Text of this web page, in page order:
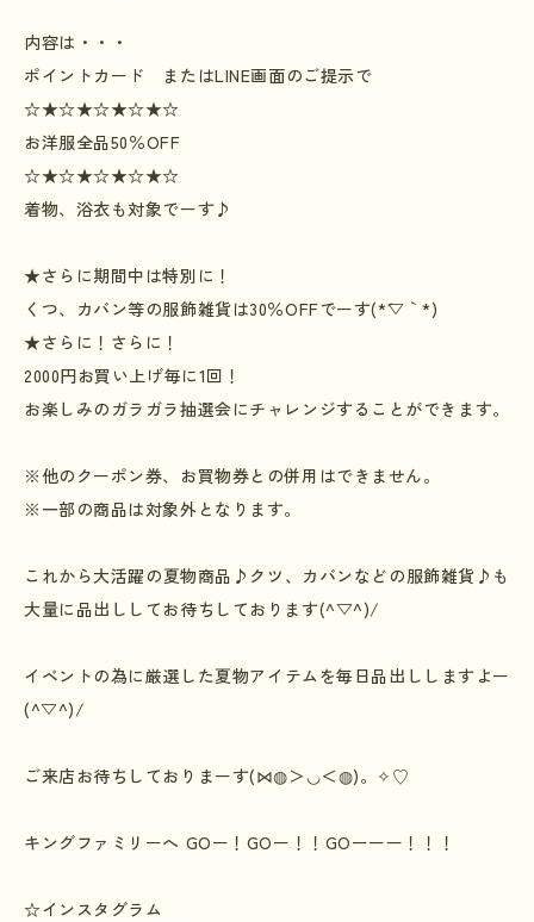
内容は・・・
ポイントカード またはLINE画面のご提示で
☆★☆★☆★☆★☆
お洋服全品50％OFF
☆★☆★☆★☆★☆
着物、浴衣も対象でーす♪
★さらに期間中は特別に！
くつ、カバン等の服飾雑貨は30％OFFでーす(*´▽ ｀*)
★さらに！さらに！
2000円お買い上げ毎に1回！
お楽しみのガラガラ抽選会にチャレンジすることができます。
※他のクーポン券、お買物券との併用はできません。
※ 一部の商品は対象外となります。
これから大活躍の夏物商品 ♪ クツ、カバンなどの服飾雑貨 ♪ も
大量に品出ししてお待ちしております(^▽^)/
イベントの為に厳選した夏物アイテムを毎日品出ししますよー
(^▽^)/
ご来店お待ちしておりまーす(⋈◍＞◡＜◍)。 ✧♡
キングファミリーへ GOー！ GOー！！ GOーーー！！！
☆インスタグラム